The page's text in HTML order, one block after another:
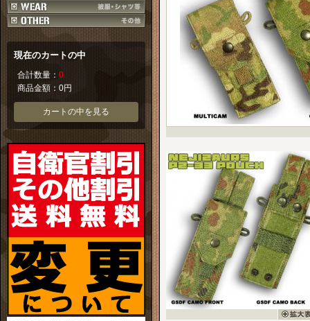
現在のカートの中
合計数量： 0
商品金額： 0円
カートの中を見る